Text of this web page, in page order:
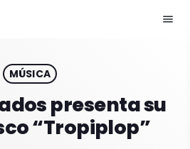
menu
MÚSICA
presenta su
“Tropiplop”